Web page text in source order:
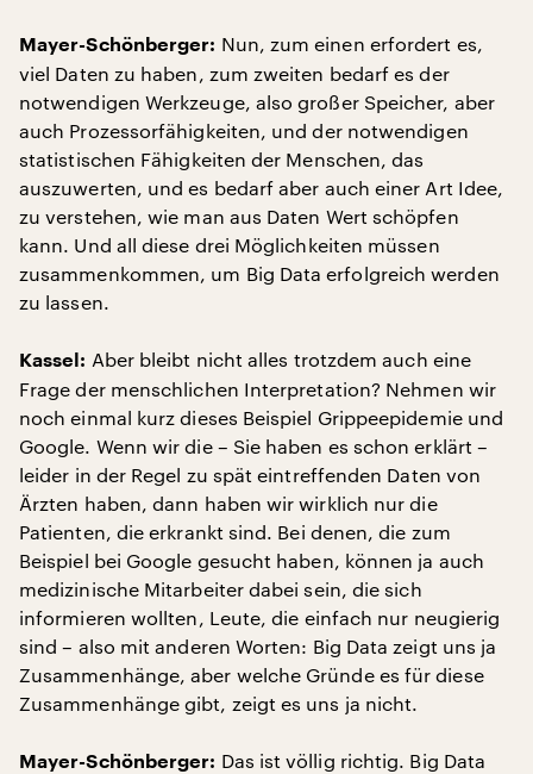
Mayer-Schönberger: Nun, zum einen erfordert es,
viel Daten zu haben, zum zweiten bedarf es der
notwendigen Werkzeuge, also großer Speicher, aber
auch Prozessorfähigkeiten, und der notwendigen
statistischen Fähigkeiten der Menschen, das
auszuwerten, und es bedarf aber auch einer Art Idee,
zu verstehen, wie man aus Daten Wert schöpfen
kann. Und all diese drei Möglichkeiten müssen
zusammenkommen, um Big Data erfolgreich werden
zu lassen.
Kassel: Aber bleibt nicht alles trotzdem auch eine
Frage der menschlichen Interpretation? Nehmen wir
noch einmal kurz dieses Beispiel Grippeepidemie und
Google. Wenn wir die – Sie haben es schon erklärt –
leider in der Regel zu spät eintreffenden Daten von
Ärzten haben, dann haben wir wirklich nur die
Patienten, die erkrankt sind. Bei denen, die zum
Beispiel bei Google gesucht haben, können ja auch
medizinische Mitarbeiter dabei sein, die sich
informieren wollten, Leute, die einfach nur neugierig
sind – also mit anderen Worten: Big Data zeigt uns ja
Zusammenhänge, aber welche Gründe es für diese
Zusammenhänge gibt, zeigt es uns ja nicht.
Mayer-Schönberger: Das ist völlig richtig. Big Data